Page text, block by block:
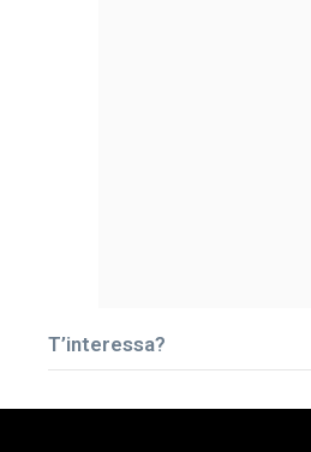
T’interessa?